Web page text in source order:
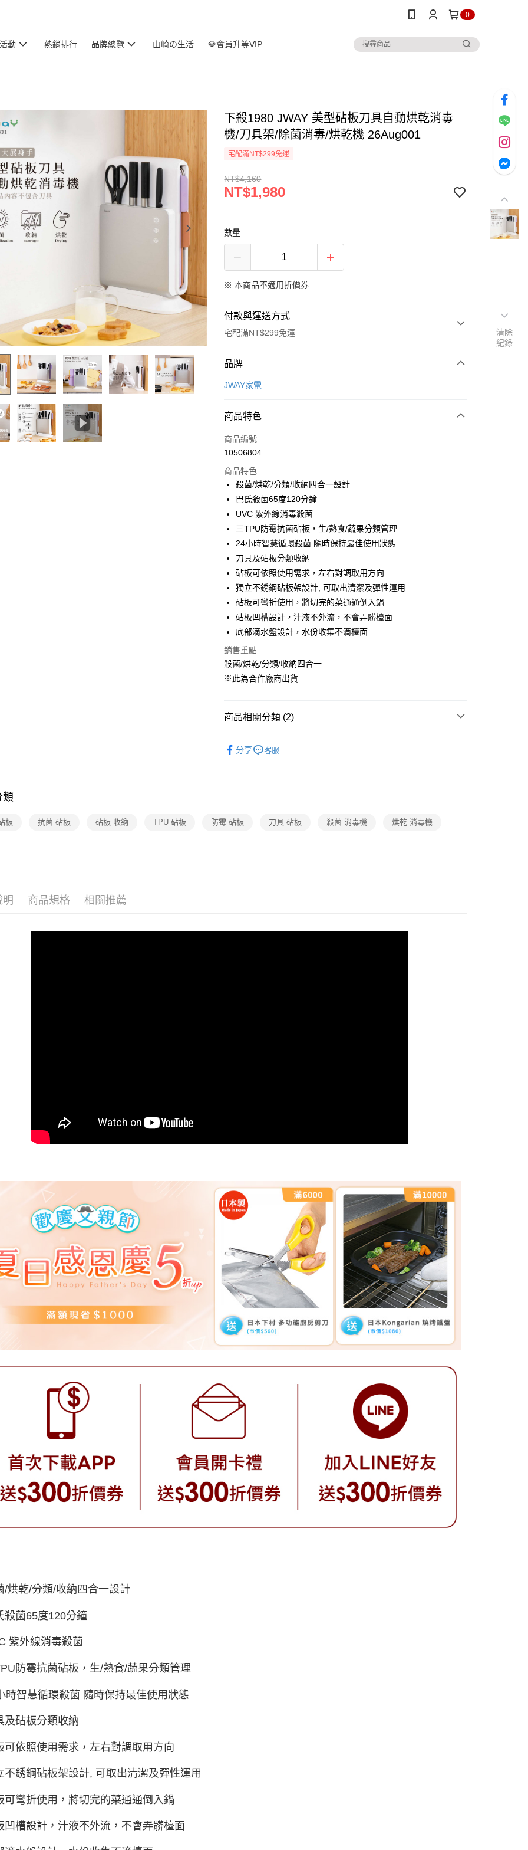
0
動 熱銷排行 品牌總覽 山崎の生活 💎會員升等VIP
下殺1980 JWAY 美型砧板刀具自動烘乾消毒
機/刀具架/除菌消毒/烘乾機 26Aug001
宅配滿NT$299免運
NT$4,160
NT$1,980
數量
※ 本商品不適用折價券
付款與運送方式
宅配滿NT$299免運
付款方式
信用卡一次付款
悠遊付
Google Pay
全盈+PAY
大哥付你分期
相關說明
【大哥付你分期使用說明】
2.付款方式選擇「大哥付你分期」，訂單成立後會自動跳轉到大哥付的交易
流程，驗證手機門號後，選擇欲分期的期數、繳款截止日，確認付款後即
完成交易。
3.實際核准額度、可分期數及費用金額請依後續交易確認頁面所載為準。
4.訂單成立30分鐘內，如未前往確認交易或遇審核未通過，訂單將自動取
消。如遇「轉專審核」未通過狀況，表示未達大哥付你分期系統評分，恕
無法說明評估內容。
【繳款方式說明】
1.分期款項不併入電信帳單，「大哥付你分期」於每月結算日後寄送繳費提
醒簡訊。
2.透過簡訊連結打開帳單後，可選擇「超商條碼／台灣大直營門市／銀行轉
帳／街口支付／iPASS MONEY」等通路繳費。
1.本服務係由「台灣大哥大股份有限公司」（以下簡稱本公司）所提供，讓
用戶於交易時，得透過本服務購買商品或服務，並由商店將買賣／分期付
資料（包含姓名、電話或地址）提供予台灣大哥大進項蒐集、處理及利
ATM付款
運送方式
每筆NT$150，滿NT$299(含以上)免運費
品牌
JWAY家電
商品特色
商品編號
10506804
商品特色
殺菌/烘乾/分類/收納四合一設計
巴氏殺菌65度120分鐘
UVC 紫外線消毒殺菌
三TPU防霉抗菌砧板，生/熟食/蔬果分類管理
24小時智慧循環殺菌 隨時保持最佳使用狀態
刀具及砧板分類收納
砧板可依照使用需求，左右對調取用方向
獨立不銹鋼砧板架設計, 可取出清潔及彈性運用
砧板可彎折使用，將切完的菜通通倒入鍋
砧板凹槽設計，汁液不外流，不會弄髒檯面
底部滴水盤設計，水份收集不滴檯面
銷售重點
殺菌/烘乾/分類/收納四合一
※此為合作廠商出貨
商品相關分類 (2)
分享 客服
類
板 抗菌 砧板 砧板 收納 TPU 砧板 防霉 砧板 刀具 砧板 殺菌 消毒機 烘乾 消毒機
明 商品規格 相關推薦
/烘乾/分類/收納四合一設計
殺菌65度120分鐘
紫外線消毒殺菌
防霉抗菌砧板，生/熟食/蔬果分類管理
時智慧循環殺菌 隨時保持最佳使用狀態
及砧板分類收納
可依照使用需求，左右對調取用方向
不銹鋼砧板架設計, 可取出清潔及彈性運用
可彎折使用，將切完的菜通通倒入鍋
凹槽設計，汁液不外流，不會弄髒檯面
清除
紀錄